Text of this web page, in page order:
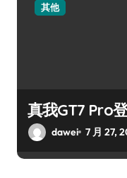
其他
真我GT7 Pro
dawei 7 月 27,